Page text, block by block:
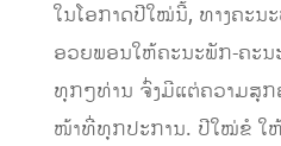
ໃນໂອກາດປີໃໝ່ນີ້, ທາງຄະນ
ອວຍພອນໃຫ້ຄະນະພັກ-ຄະນ
ທຸກໆທ່ານ ຈົ່ງມີແຕ່ຄວາມສຸກ
ໜ້າທີ່ທຸກປະການ. ປີໃໝ່ຂໍ ໃຫ້